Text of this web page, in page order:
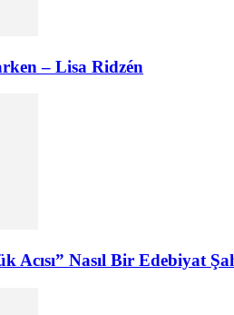
– Lisa Ridzén
Acısı” Nasıl Bir Edebiyat